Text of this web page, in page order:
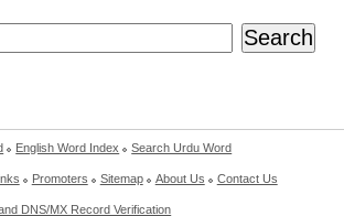
English Word Index Search Urdu Word
Promoters Sitemap About Us Contact Us
DNS/MX Record Verification